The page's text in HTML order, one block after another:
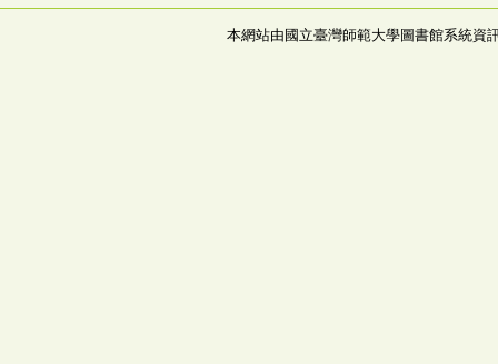
本網站由國立臺灣師範大學圖書館系統資